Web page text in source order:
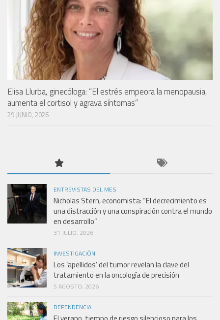
Elisa Llurba, ginecóloga: “El estrés empeora la menopausia,
aumenta el cortisol y agrava síntomas”
29 JUNIO, 2026
ENTREVISTAS DEL MES
Nicholas Stern, economista: “El decrecimiento es
una distracción y una conspiración contra el mundo
en desarrollo”
31 JULIO, 2026
INVESTIGACIÓN
Los ‘apellidos’ del tumor revelan la clave del
tratamiento en la oncología de precisión
5 AGOSTO, 2026
DEPENDENCIA